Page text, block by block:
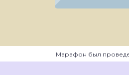
Марафон был